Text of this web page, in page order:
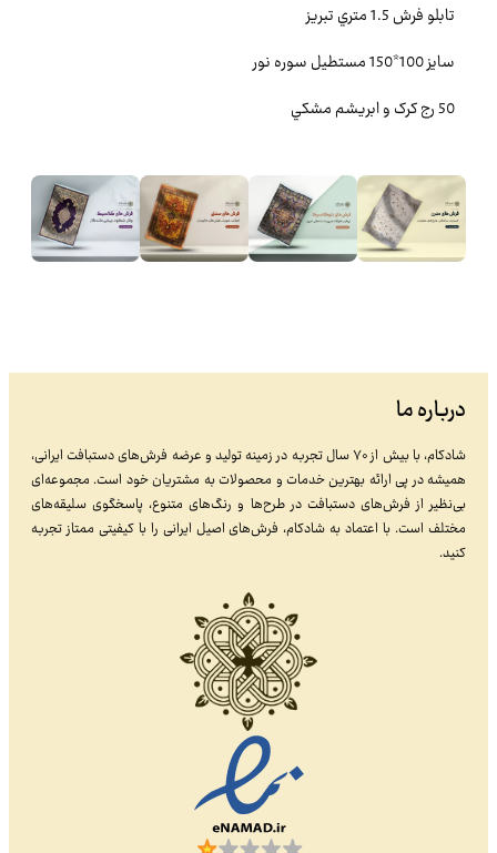
تابلو فرش 1.5 متري تبريز
سایز 100*150 مستطيل سوره نور
50 رج کرک و ابريشم مشکي
درباره ما
شادکام، با بیش از ۷۰ سال تجربه در زمینه تولید و عرضه فرش‌های دستبافت ایرانی،
همیشه در پی ارائه بهترین خدمات و محصولات به مشتریان خود است. مجموعه‌ای
بی‌نظیر از فرش‌های دستبافت در طرح‌ها و رنگ‌های متنوع، پاسخگوی سلیقه‌های
مختلف است. با اعتماد به شادکام، فرش‌های اصیل ایرانی را با کیفیتی ممتاز تجربه
کنید.